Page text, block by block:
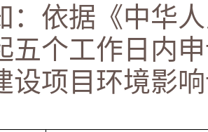
：依据《中华
五个工作日内
设项目环境影